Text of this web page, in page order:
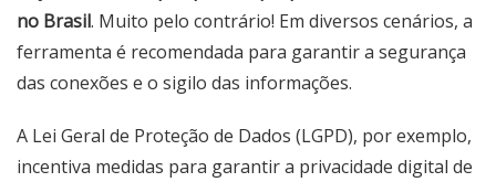
no Brasil. Muito pelo contrário! Em diversos cenários, a
ferramenta é recomendada para garantir a segurança
das conexões e o sigilo das informações.
A Lei Geral de Proteção de Dados (LGPD), por exemplo,
incentiva medidas para garantir a privacidade digital de